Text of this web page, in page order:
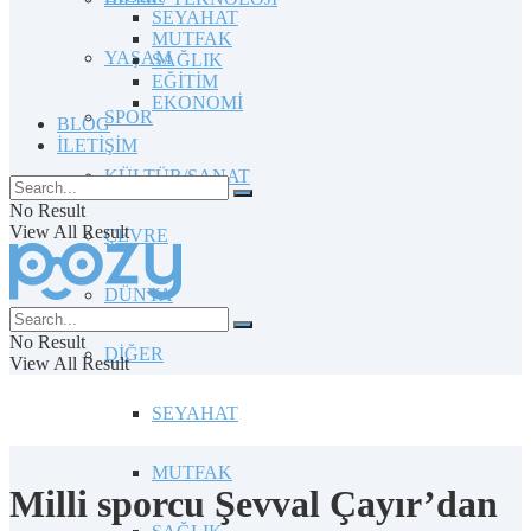
YAŞAM
SPOR
KÜLTÜR/SANAT
ÇEVRE
DÜNYA
DİĞER
SEYAHAT
MUTFAK
SEYAHAT
MUTFAK
SAĞLIK
EĞİTİM
EKONOMİ
BLOG
İLETİŞİM
No Result
View All Result
No Result
View All Result
Milli sporcu Şevval Çayır’dan